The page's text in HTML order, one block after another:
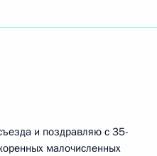
и поздравляю с 35-
малочисленных